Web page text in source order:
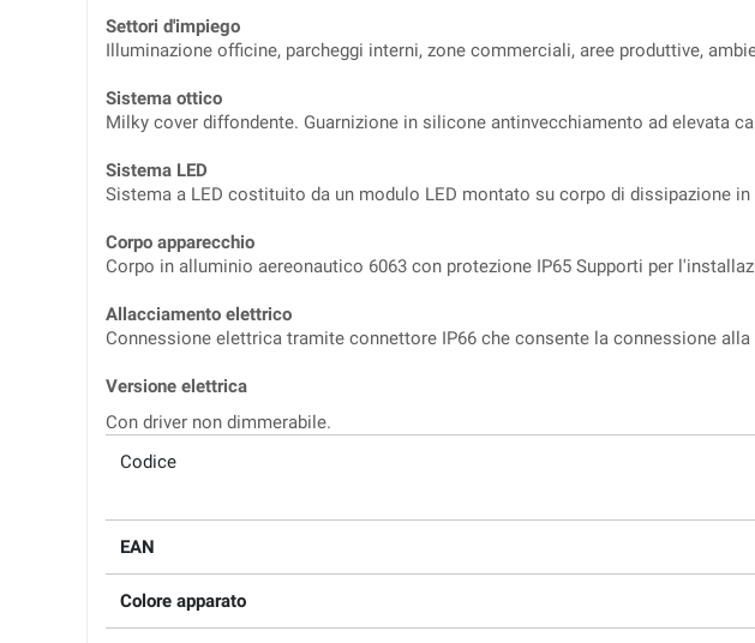
Settori d'impiego
Illuminazione officine, parcheggi interni, zone commerciali, aree produttive,
Sistema ottico
Milky cover diffondente. Guarnizione in silicone antinvecchiamento ad elevata
Sistema LED
Sistema a LED costituito da un modulo LED montato su corpo di dissipazione
Corpo apparecchio
Corpo in alluminio aereonautico 6063 con protezione IP65 Supporti per
Allacciamento elettrico
Connessione elettrica tramite connettore IP66 che consente la connessione
Versione elettrica
Con driver non dimmerabile.
Codice
EAN
Colore apparato